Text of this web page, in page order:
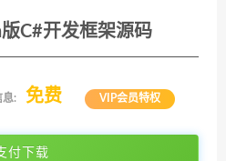
C#开发框架源码
息: 免费 VIP会员特权
付下载